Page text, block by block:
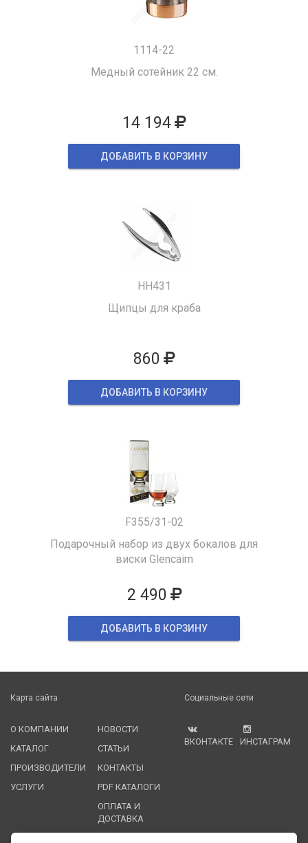
1114-22
Медный сотейник 22 см.
14 194
ДОБАВИТЬ В КОРЗИНУ
HH431
Щипцы для краба
860
ДОБАВИТЬ В КОРЗИНУ
F355/31-02
Подарочный набор из двух бокалов для
виски Glencairn
2 490
ДОБАВИТЬ В КОРЗИНУ
Карта сайта
О КОМПАНИИ
КАТАЛОГ
ПРОИЗВОДИТЕЛИ
УСЛУГИ
НОВОСТИ
СТАТЬИ
КОНТАКТЫ
PDF КАТАЛОГИ
ОПЛАТА И
ДОСТАВКА
Социальные сети
ВКОНТАКТЕ ИНСТАГРАМ